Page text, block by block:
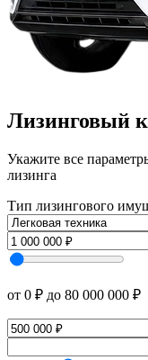
Лизинговый
Укажите все
лизинга
Тип лизингового
от 0 ₽ до 80 000 000 ₽